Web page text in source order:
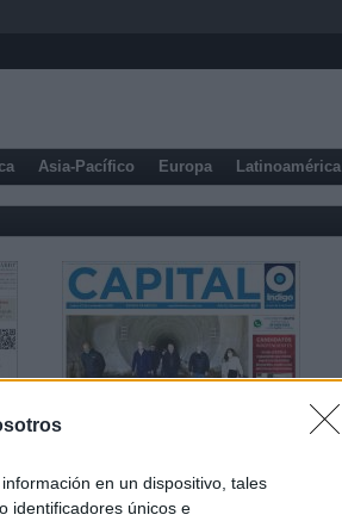
en un dispositivo, tales
identificadores únicos e
Asia-Pacífico Europa Latinoamérica